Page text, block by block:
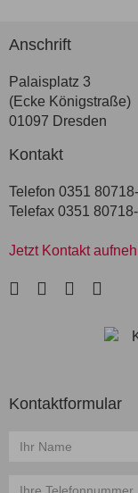
Anschrift
Palaisplatz 3
(Ecke Königstraße)
01097 Dresden
Kontakt
Telefon 0351
Telefax 0351
Jetzt Kontakt
LinkedInFacebookInstagram
Kontaktformular
Name
Telefon